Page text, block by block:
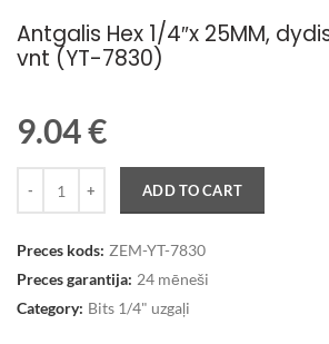
Antgalis Hex 1/4″x 25MM,
vnt (YT-7830)
9.04€
ADD TO CART
Preces kods: ZEM-YT-7830
Preces garantija: 24 mēneši
Category: Bits 1/4" uzgaļi